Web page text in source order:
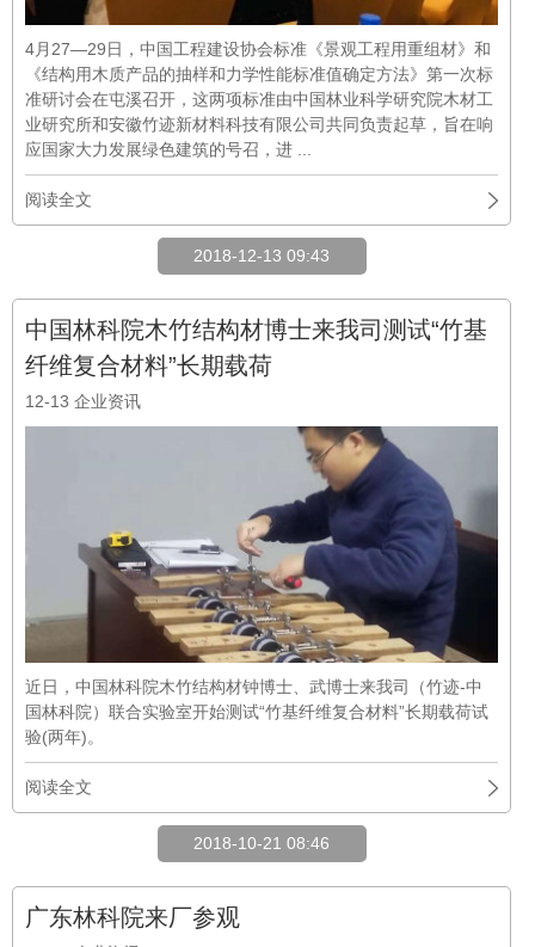
4月27—29日，中国工程建设协会标准《景观工程用重组材》和
《结构用木质产品的抽样和力学性能标准值确定方法》第一次标
准研讨会在屯溪召开，这两项标准由中国林业科学研究院木材工
业研究所和安徽竹迹新材料科技有限公司共同负责起草，旨在响
应国家大力发展绿色建筑的号召，进 ...
阅读全文
2018-12-13 09:43
中国林科院木竹结构材博士来我司测试“竹基
纤维复合材料”长期载荷
12-13 企业资讯
近日，中国林科院木竹结构材钟博士、武博士来我司（竹迹-中
国林科院）联合实验室开始测试“竹基纤维复合材料”长期载荷试
验(两年)。
阅读全文
2018-10-21 08:46
广东林科院来厂参观